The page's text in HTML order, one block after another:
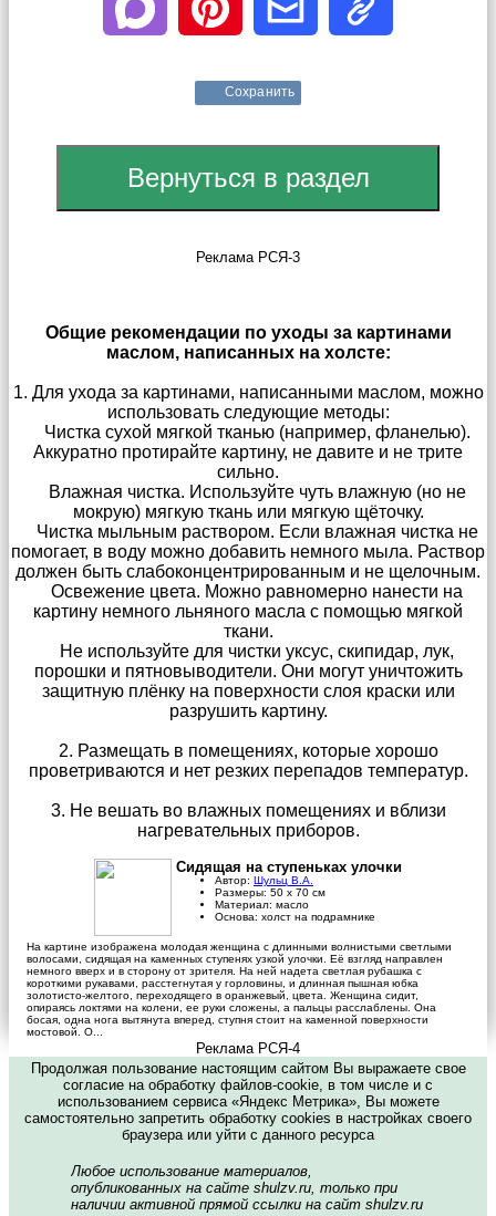
Сохранить
Реклама РСЯ-3
Общие рекомендации по уходы за картинами
маслом, написанных на холсте:
1. Для ухода за картинами, написанными маслом, можно
использовать следующие методы:
Чистка сухой мягкой тканью (например, фланелью).
Аккуратно протирайте картину, не давите и не трите
сильно.
Влажная чистка. Используйте чуть влажную (но не
мокрую) мягкую ткань или мягкую щёточку.
Чистка мыльным раствором. Если влажная чистка не
помогает, в воду можно добавить немного мыла. Раствор
должен быть слабоконцентрированным и не щелочным.
Освежение цвета. Можно равномерно нанести на
картину немного льняного масла с помощью мягкой
ткани.
Не используйте для чистки уксус, скипидар, лук,
порошки и пятновыводители. Они могут уничтожить
защитную плёнку на поверхности слоя краски или
разрушить картину.
2. Размещать в помещениях, которые хорошо
проветриваются и нет резких перепадов температур.
3. Не вешать во влажных помещениях и вблизи
нагревательных приборов.
Сидящая на ступеньках улочки
Автор: Шульц В.А.
Размеры: 50 х 70 см
Материал: масло
Основа: холст на подрамнике
На картине изображена молодая женщина с длинными волнистыми светлыми
волосами, сидящая на каменных ступенях узкой улочки. Её взгляд направлен
немного вверх и в сторону от зрителя. На ней надета светлая рубашка с
короткими рукавами, расстегнутая у горловины, и длинная пышная юбка
золотисто-желтого, переходящего в оранжевый, цвета. Женщина сидит,
опираясь локтями на колени, ее руки сложены, а пальцы расслаблены. Она
босая, одна нога вытянута вперед, ступня стоит на каменной поверхности
мостовой. О...
Реклама РСЯ-4
Продолжая пользование настоящим сайтом Вы выражаете свое
согласие на обработку файлов-cookie, в том числе и с
использованием сервиса «Яндекс Метрика», Вы можете
самостоятельно запретить обработку cookies в настройках своего
браузера или уйти с данного ресурса
Любое использование материалов,
опубликованных на сайте shulzv.ru, только при
наличии активной прямой ссылки на сайт shulzv.ru